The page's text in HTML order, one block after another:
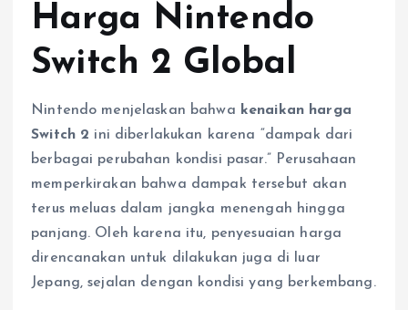
Harga Nintendo
Switch 2 Global
Nintendo menjelaskan bahwa kenaikan harga
Switch 2 ini diberlakukan karena “dampak dari
berbagai perubahan kondisi pasar.” Perusahaan
memperkirakan bahwa dampak tersebut akan
terus meluas dalam jangka menengah hingga
panjang. Oleh karena itu, penyesuaian harga
direncanakan untuk dilakukan juga di luar
Jepang, sejalan dengan kondisi yang berkembang.